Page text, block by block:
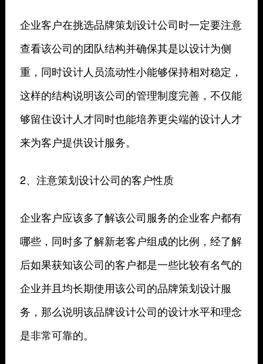
企业客户在挑选品牌策划设计公司时一定要注意
查看该公司的团队结构并确保其是以设计为侧
重，同时设计人员流动性小能够保持相对稳定，
这样的结构说明该公司的管理制度完善，不仅能
够留住设计人才同时也能培养更尖端的设计人才
来为客户提供设计服务。
2、注意策划设计公司的客户性质
企业客户应该多了解该公司服务的企业客户都有
哪些，同时多了解新老客户组成的比例，经了解
后如果获知该公司的客户都是一些比较有名气的
企业并且均长期使用该公司的品牌策划设计服
务，那么说明该品牌设计公司的设计水平和理念
是非常可靠的。